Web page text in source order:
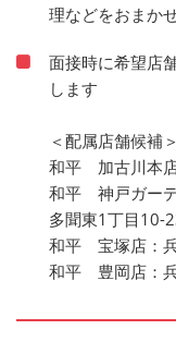
理などをおまか
面接時に希望店
します
＜配属店舗候補＞
和平 加古川本
和平 神戸ガー
多聞東1丁目10-
和平 宝塚店：
和平 豊岡店：